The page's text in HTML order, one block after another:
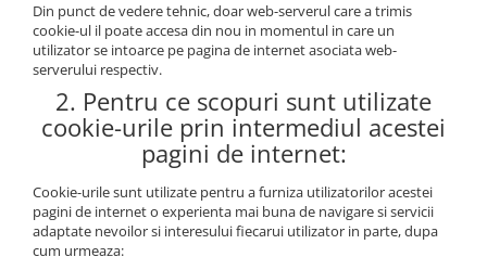
Din punct de vedere tehnic, doar web-serverul care a trimis
cookie-ul il poate accesa din nou in momentul in care un
utilizator se intoarce pe pagina de internet asociata web-
serverului respectiv.
2. Pentru ce scopuri sunt utilizate
cookie-urile prin intermediul acestei
pagini de internet:
Cookie-urile sunt utilizate pentru a furniza utilizatorilor acestei
pagini de internet o experienta mai buna de navigare si servicii
adaptate nevoilor si interesului fiecarui utilizator in parte, dupa
cum urmeaza: